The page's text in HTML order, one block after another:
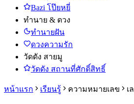
Bazi โป๊ยหยี่
ทำนาย & ดวง
ทำนายฝัน
ดวงความรัก
วัดดัง สายมู
วัดดัง สถานที่ศักดิ์สิทธิ์
หน้าแรก เรียนรู้ ความหมายเลข เ